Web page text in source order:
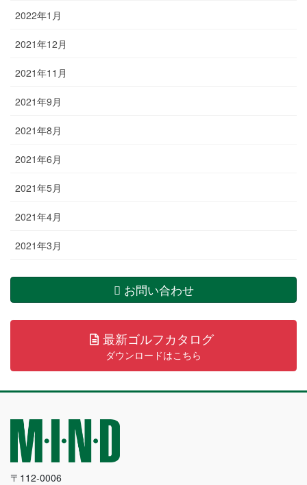
2022年1月
2021年12月
2021年11月
2021年9月
2021年8月
2021年6月
2021年5月
2021年4月
2021年3月
お問い合わせ
最新ゴルフカタログ
ダウンロードはこちら
〒112-0006